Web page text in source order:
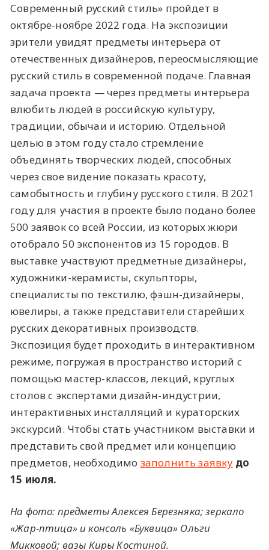
Современный русский стиль» пройдет в
октябре-ноябре 2022 года. На экспозиции
зрители увидят предметы интерьера от
отечественных дизайнеров, переосмысляющие
русский стиль в современной подаче. Главная
задача проекта — через предметы интерьера
влюбить людей в российскую культуру,
традиции, обычаи и историю. Отдельной
целью в этом году стало стремление
объединять творческих людей, способных
через свое видение показать красоту,
самобытность и глубину русского стиля. В 2021
году для участия в проекте было подано более
500 заявок со всей России, из которых жюри
отобрало 50 экспонентов из 15 городов. В
выставке участвуют предметные дизайнеры,
художники-керамисты, скульпторы,
специалисты по текстилю, фэшн-дизайнеры,
ювелиры, а также представители старейших
русских декоративных производств.
Экспозиция будет проходить в интерактивном
режиме, погружая в пространство историй с
помощью мастер-классов, лекций, круглых
столов с экспертами дизайн-индустрии,
интерактивных инсталляций и кураторских
экскурсий. Чтобы стать участником выставки и
представить свой предмет или концепцию
предметов, необходимо заполнить заявку до
15 июля.
На фото: предметыАлексея Березняка; зеркало
«Жар-птица» и консоль «Буквица» Ольги
Микковой; вазы Киры Костиной.